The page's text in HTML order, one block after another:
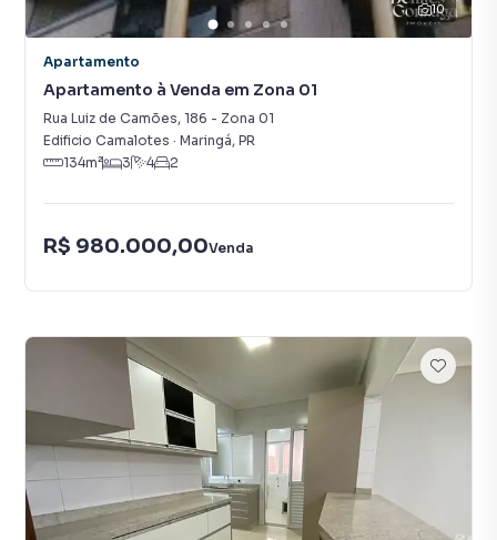
10
Apartamento
Apartamento à Venda em Zona 01
Rua Luiz de Camões, 186 - Zona 01
Edificio Camalotes · Maringá, PR
134m² 3 4 2
R$ 980.000,00Venda